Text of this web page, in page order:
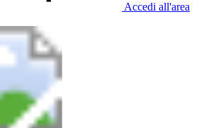
Accedi all'area